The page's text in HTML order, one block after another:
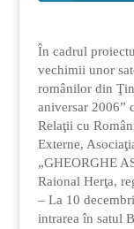
În cadrul
vechimii unor
românilor din
aniversar 2006”
Relaţii cu
Externe,
„GHEORGHE
Raional Herţa,
– La 10
intrarea în satul